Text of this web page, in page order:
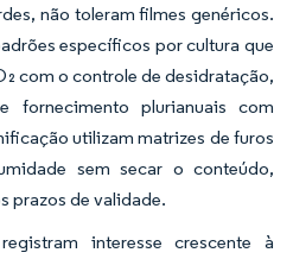
não toleram filmes genéricos.
específicos por cultura que
com o controle de desidratação,
fornecimento plurianuais com
utilizam matrizes de furos
sem secar o conteúdo,
prazos de validade.
interesse crescente à